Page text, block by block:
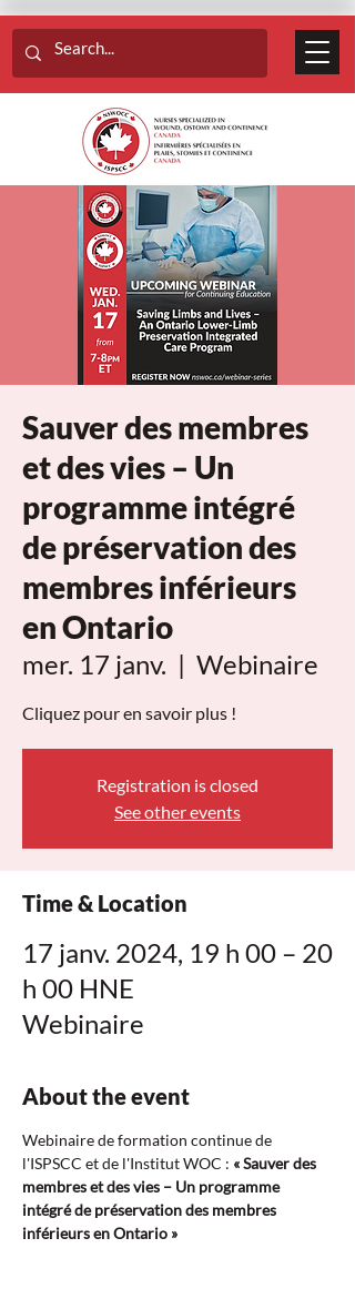
Sauver des membres
et des vies – Un
programme intégré
de préservation des
membres inférieurs
en Ontario
mer. 17 janv.
  |
Webinaire
Cliquez pour en savoir plus !
Registration is closed
See other events
Time & Location
17 janv. 2024, 19 h 00 – 20
h 00 HNE
Webinaire
About the event
Webinaire de formation continue de
l'ISPSCC et de l'Institut WOC : « Sauver des
membres et des vies – Un programme
intégré de préservation des membres
inférieurs en Ontario »